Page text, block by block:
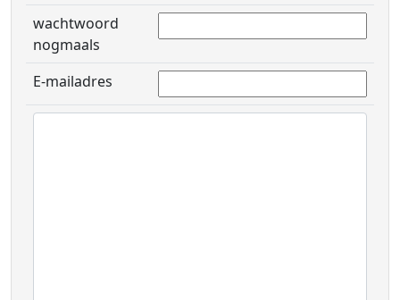
wachtwoord
nogmaals
E-mailadres